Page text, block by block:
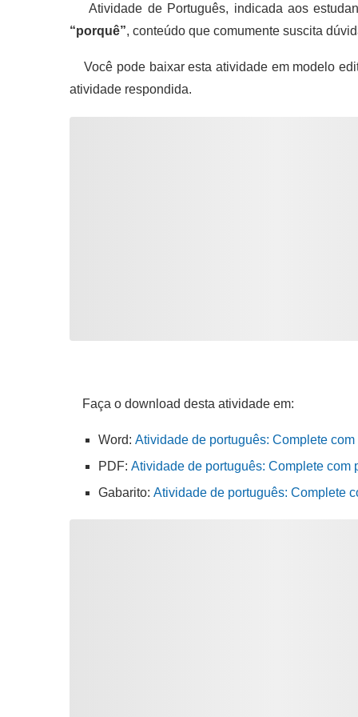
Atividade de Português, indicada aos
“porquê”, conteúdo que comumente suscita
Você pode baixar esta atividade em modelo
atividade respondida.
Faça o download desta atividade em:
Word: Atividade de português: Complete
PDF: Atividade de português: Complete com
Gabarito: Atividade de português: Complete